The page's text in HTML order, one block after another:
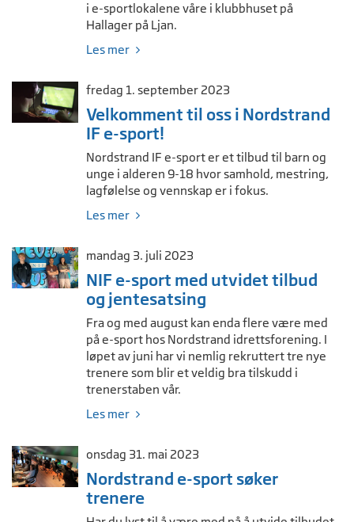
i e-sportlokalene våre i klubbhuset på
Hallager på Ljan.
Les mer
fredag 1. september 2023
Velkomment til oss i Nordstrand
IF e-sport!
Nordstrand IF e-sport er et tilbud til barn og
unge i alderen 9-18 hvor samhold, mestring,
lagfølelse og vennskap er i fokus.
Les mer
mandag 3. juli 2023
NIF e-sport med utvidet tilbud
og jentesatsing
Fra og med august kan enda flere være med
på e-sport hos Nordstrand idrettsforening. I
løpet av juni har vi nemlig rekruttert tre nye
trenere som blir et veldig bra tilskudd i
trenerstaben vår.
Les mer
onsdag 31. mai 2023
Nordstrand e-sport søker
trenere